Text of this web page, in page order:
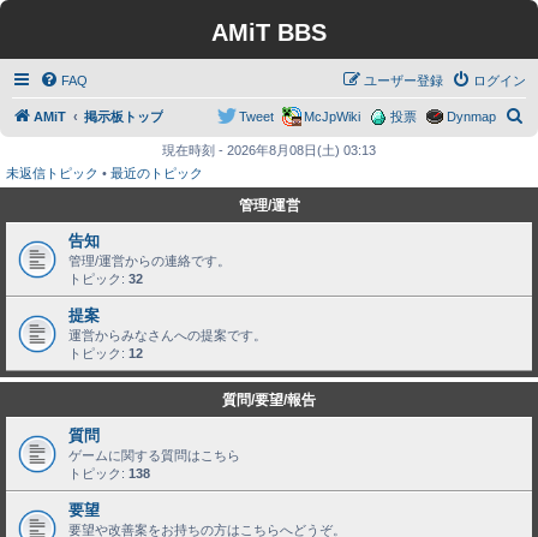
AMiT BBS
FAQ ログイン
ユーザー登録
AMiT 掲示板トップ Dynmap
投票
McJpWiki
Tweet
現在時刻 - 2026年8月08日(土) 03:13
未返信トピック • 最近のトピック
管理/運営
告知
管理/運営からの連絡です。
トピック: 32
提案
運営からみなさんへの提案です。
トピック: 12
質問/要望/報告
質問
ゲームに関する質問はこちら
トピック: 138
要望
要望や改善案をお持ちの方はこちらへどうぞ。